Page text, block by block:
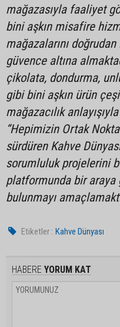
mağazasıyla faaliyet
bini aşkın misafire
mağazalarını
güvence altına
çikolata, dondurma,
gibi bini aşkın ürün
mağazacılık
“Hepimizin Ortak
sürdüren Kahve
sorumluluk projelerini
platformunda bir araya
bulunmayı
Etiketler : Kahve Dünyası
HABERE YORUM KAT